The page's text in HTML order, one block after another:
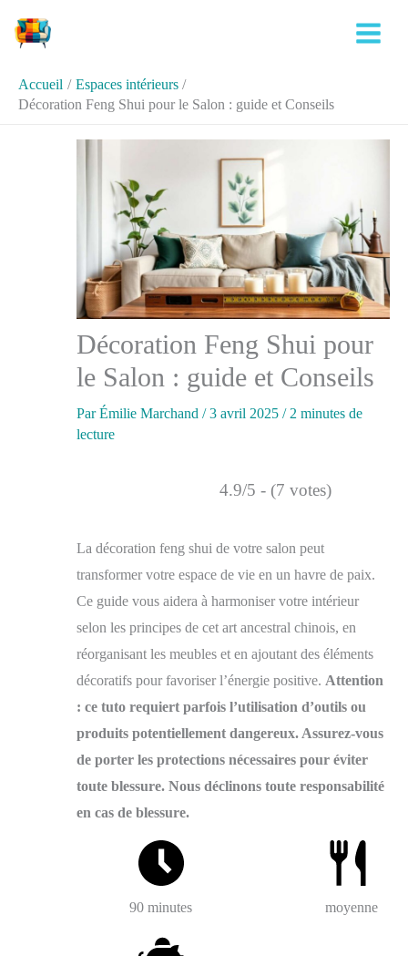
Accueil
Espaces intérieurs
Décoration Feng Shui pour le Salon : guide et Conseils
Décoration Feng Shui pour
le Salon : guide et Conseils
ParÉmilie Marchand /3 avril 2025 / 2 minutes de
lecture
4.9/5 - (7 votes)
La décoration feng shui de votre salon peut
transformer votre espace de vie en un havre de paix.
Ce guide vous aidera à harmoniser votre intérieur
selon les principes de cet art ancestral chinois, en
réorganisant les meubles et en ajoutant des éléments
décoratifs pour favoriser l’énergie positive. Attention
: ce tuto requiert parfois l’utilisation d’outils ou
produits potentiellement dangereux. Assurez-vous
de porter les protections nécessaires pour éviter
toute blessure. Nous déclinons toute responsabilité
en cas de blessure.
90 minutes moyenne